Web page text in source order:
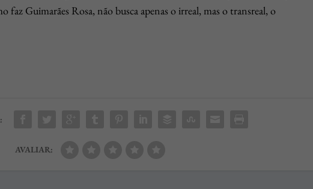
faz Guimarães Rosa, não busca apenas o irreal, mas o transreal, o
AVALIAR: